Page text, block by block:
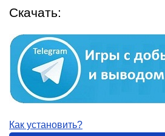
Скачать:
Как установить?